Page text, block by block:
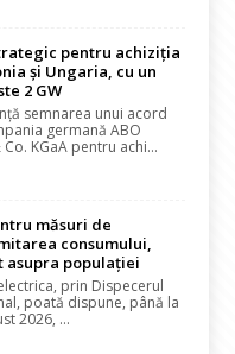
pentru achiziția
și Ungaria, cu un
2 GW
semnarea unui acord
germană ABO
KGaA pentru achi...
măsuri de
consumului,
asupra populației
prin Dispecerul
poată dispune, până la
2026, ...